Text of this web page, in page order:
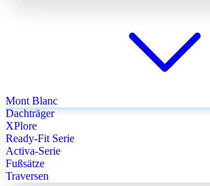
Mont Blanc
Dachträger
XPlore
Ready-Fit Serie
Activa-Serie
Fußsätze
Traversen